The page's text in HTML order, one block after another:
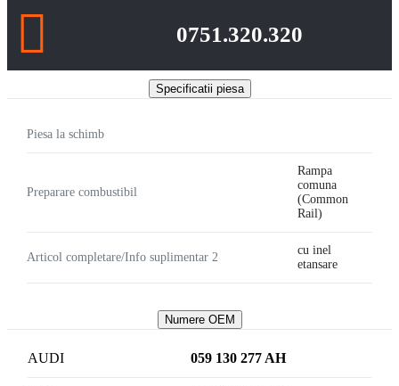
0751.320.320
Specificatii piesa
Piesa la schimb
Preparare combustibil
Rampa
comuna
(Common
Rail)
Articol completare/Info suplimentar 2
cu inel
etansare
Numere OEM
AUDI 059 130 277 AH